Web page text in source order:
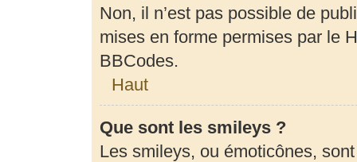
Non, il n’est pas possible de
mises en forme permises par le
BBCodes.
Haut
Que sont les smileys ?
Les smileys, ou émoticônes,